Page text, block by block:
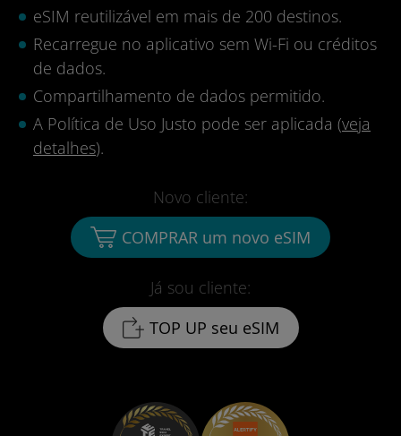
eSIM reutilizável em mais de 200 destinos.
Recarregue no aplicativo sem Wi-Fi ou créditos
de dados.
Compartilhamento de dados permitido.
A Política de Uso Justo pode ser aplicada (veja
detalhes).
Já sou cliente:
TOP UP seu eSIM
Novo cliente:
COMPRAR um novo eSIM